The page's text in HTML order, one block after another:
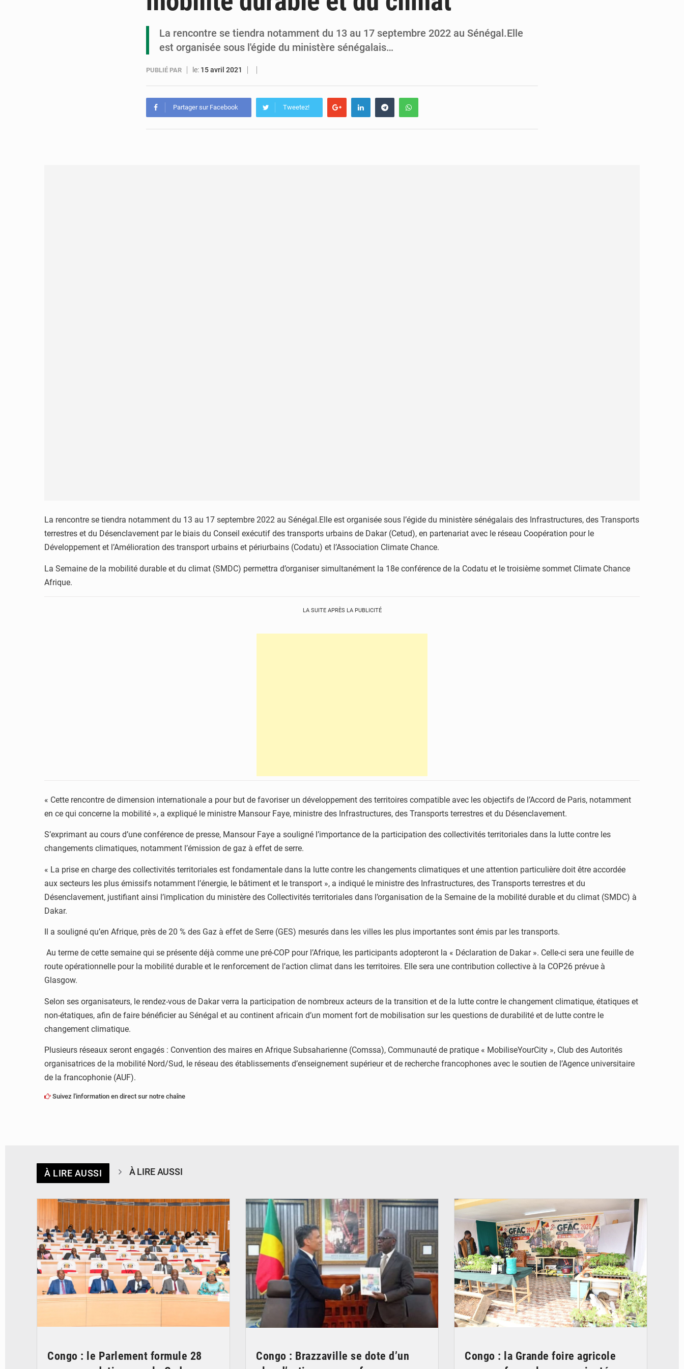
La rencontre se tiendra notamment du 13 au 17 septembre 2022 au Sénégal.Elle
est organisée sous l'égide du ministère sénégalais…
PUBLIÉ PAR le: 15 avril 2021
Partager sur Facebook Tweetez!
La rencontre se tiendra notamment du 13 au 17 septembre 2022 au Sénégal.Elle est organisée sous l’égide du ministère sénégalais des Infrastructures, des Transports
terrestres et du Désenclavement par le biais du Conseil exécutif des transports urbains de Dakar (Cetud), en partenariat avec le réseau Coopération pour le
Développement et l’Amélioration des transport urbains et périurbains (Codatu) et l’Association Climate Chance.
La Semaine de la mobilité durable et du climat (SMDC) permettra d’organiser simultanément la 18e conférence de la Codatu et le troisième sommet Climate Chance
Afrique.
LA SUITE APRÈS LA PUBLICITÉ
« Cette rencontre de dimension internationale a pour but de favoriser un développement des territoires compatible avec les objectifs de l’Accord de Paris, notamment
en ce qui concerne la mobilité », a expliqué le ministre Mansour Faye, ministre des Infrastructures, des Transports terrestres et du Désenclavement.
S’exprimant au cours d’une conférence de presse, Mansour Faye a souligné l’importance de la participation des collectivités territoriales dans la lutte contre les
changements climatiques, notamment l’émission de gaz à effet de serre.
« La prise en charge des collectivités territoriales est fondamentale dans la lutte contre les changements climatiques et une attention particulière doit être accordée
aux secteurs les plus émissifs notamment l’énergie, le bâtiment et le transport », a indiqué le ministre des Infrastructures, des Transports terrestres et du
Désenclavement, justifiant ainsi l’implication du ministère des Collectivités territoriales dans l’organisation de la Semaine de la mobilité durable et du climat (SMDC) à
Dakar.
Il a souligné qu’en Afrique, près de 20 % des Gaz à effet de Serre (GES) mesurés dans les villes les plus importantes sont émis par les transports.
Au terme de cette semaine qui se présente déjà comme une pré-COP pour l’Afrique, les participants adopteront la « Déclaration de Dakar ». Celle-ci sera une feuille de
route opérationnelle pour la mobilité durable et le renforcement de l’action climat dans les territoires. Elle sera une contribution collective à la COP26 prévue à
Glasgow.
Selon ses organisateurs, le rendez-vous de Dakar verra la participation de nombreux acteurs de la transition et de la lutte contre le changement climatique, étatiques et
non-étatiques, afin de faire bénéficier au Sénégal et au continent africain d’un moment fort de mobilisation sur les questions de durabilité et de lutte contre le
changement climatique.
Plusieurs réseaux seront engagés : Convention des maires en Afrique Subsaharienne (Comssa), Communauté de pratique « MobiliseYourCity », Club des Autorités
organisatrices de la mobilité Nord/Sud, le réseau des établissements d’enseignement supérieur et de recherche francophones avec le soutien de l’Agence universitaire
de la francophonie (AUF).
Suivez l'information en direct sur notre chaîne
À LIRE AUSSI À LIRE AUSSI
Congo : le Parlement formule 28
Congo : Brazzaville se dote d’un
Congo : la Grande foire agricole